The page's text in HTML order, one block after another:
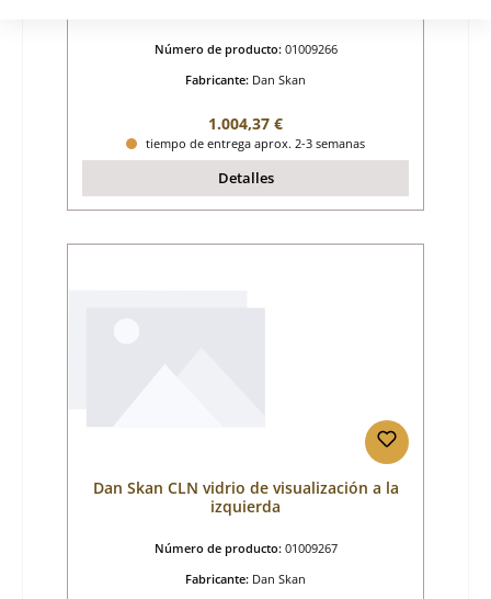
Número de producto: 01009266
Fabricante: Dan Skan
Precio normal:
1.004,37 €
tiempo de entrega aprox. 2-3 semanas
Detalles
Dan Skan CLN vidrio de visualización a la
izquierda
Número de producto: 01009267
Fabricante: Dan Skan